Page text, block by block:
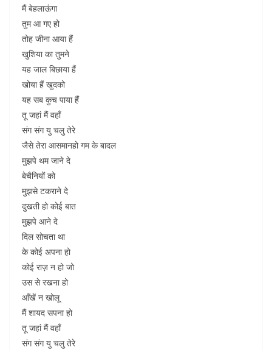
मैं बेहलाऊंगा
तुम आ गए हो
तोह जीना आया हैं
खुशिया का तुमने
यह जाल बिछाया हैं
खोया हैं खुदको
यह सब कुच पाया हैं
तू जहां मैं वहाँ
संग संग यु चलु तेरे
जैसे तेरा आसमानहो गम के बादल
मुझपे थम जाने दे
बेचैनियों को
मुझसे टकराने दे
दुखती हो कोई बात
मुझपे आने दे
दिल सोचता था
के कोई अपना हो
कोई राज़ न हो जो
उस से रखना हो
आँखें न खोलू
मैं शायद सपना हो
तू जहां मैं वहाँ
संग संग यु चलु तेरे